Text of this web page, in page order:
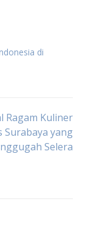
di
Ragam Kuliner
Surabaya yang
Selera